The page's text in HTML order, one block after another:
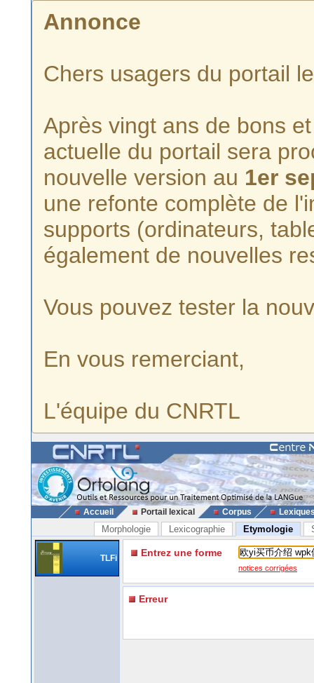
Annonce
Chers usagers du portail
Après vingt ans de bons
actuelle du portail sera
nouvelle version au 1er
une refonte complète de
supports (ordinateurs,
également de nouvelles
Vous pouvez tester la
En vous remerciant,
L'équipe du CNRTL
Accueil Portail lexical Corpus
Morphologie Lexicographie Etymologie
TLFi Entrez une forme
notices corrigées
Erreur